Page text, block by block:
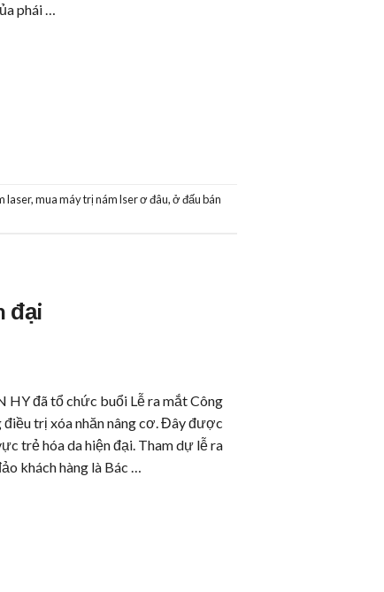
phái …
laser,mua máy trị nám lser ơ đâu,ở đấu bán
đại
đã tổ chức buổi Lễ ra mắt Công
trị xóa nhăn nâng cơ. Đây được
trẻ hóa da hiện đại. Tham dự lễ ra
khách hàng là Bác …